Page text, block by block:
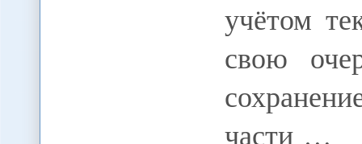
учётом
свою
части …